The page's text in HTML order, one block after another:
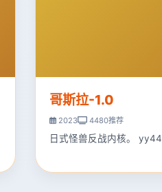
哥斯拉-1.0
2023 4480推荐
日式怪兽反战内核。